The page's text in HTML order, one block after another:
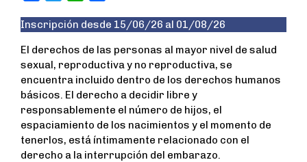
c
o
k
i
r
a
p
p
a
e
Inscripción desde 15/06/26 al 01/08/26
El derechos de las personas al mayor nivel de salud
sexual, reproductiva y no reproductiva, se
encuentra incluido dentro de los derechos humanos
básicos. El derecho a decidir libre y
responsablemente el número de hijos, el
espaciamiento de los nacimientos y el momento de
tenerlos, está íntimamente relacionado con el
derecho a la interrupción del embarazo.